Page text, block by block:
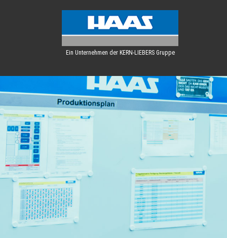
Ein Unternehmen der KERN-LIEBERS Gruppe